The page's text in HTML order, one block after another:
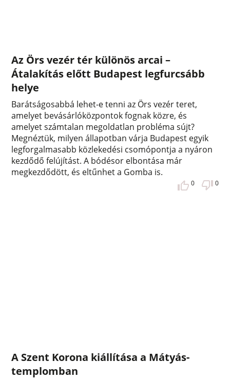
Az Örs vezér tér különös arcai –
Átalakítás előtt Budapest legfurcsább
helye
Barátságosabbá lehet-e tenni az Örs vezér teret,
amelyet bevásárlóközpontok fognak közre, és
amelyet számtalan megoldatlan probléma sújt?
Megnéztük, milyen állapotban várja Budapest egyik
legforgalmasabb közlekedési csomópontja a nyáron
kezdődő felújítást. A bódésor elbontása már
megkezdődött, és eltűnhet a Gomba is.
0 0
A Szent Korona kiállítása a Mátyás-
templomban